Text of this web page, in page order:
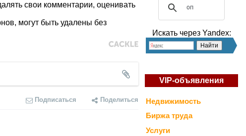
свои комментарии, оценивать
могут быть удалены без
Подписаться Поделиться
Искать через Yandex:
VIP-объявления
Недвижимость
Биржа труда
Услуги